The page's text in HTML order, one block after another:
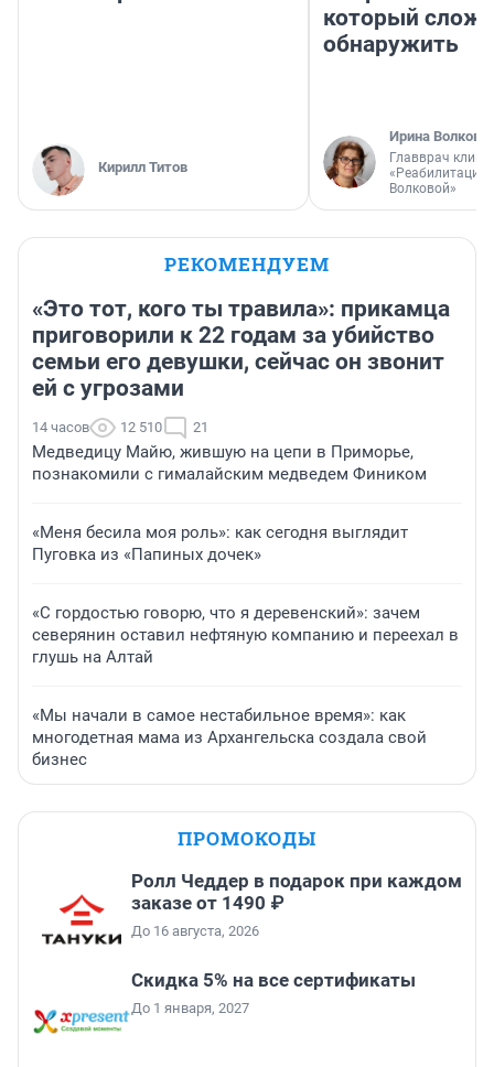
Кирилл Титов
который
обнаружить
Ирина Волкова
Главврач
«Реабилитация
Волковой»
РЕКОМЕНДУЕМ
«Это тот, кого ты травила»: прикамца
приговорили к 22 годам за убийство
семьи его девушки, сейчас он звонит
ей с угрозами
14 часов 12 510 21
Медведицу Майю, жившую на цепи в Приморье,
познакомили с гималайским медведем Фиником
«Меня бесила моя роль»: как сегодня выглядит
Пуговка из «Папиных дочек»
«С гордостью говорю, что я деревенский»: зачем
северянин оставил нефтяную компанию и переехал в
глушь на Алтай
«Мы начали в самое нестабильное время»: как
многодетная мама из Архангельска создала свой
бизнес
ПРОМОКОДЫ
Ролл Чеддер в подарок при каждом
заказе от 1490 ₽
До 16 августа, 2026
Скидка 5% на все сертификаты
До 1 января, 2027